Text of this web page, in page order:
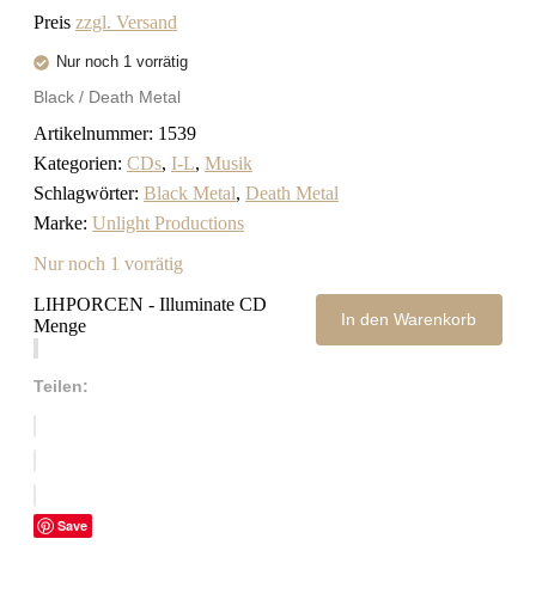
Preis zzgl. Versand
Nur noch 1 vorrätig
Black / Death Metal
Artikelnummer: 1539
Kategorien: CDs, I-L, Musik
Schlagwörter: Black Metal, Death Metal
Marke: Unlight Productions
Nur noch 1 vorrätig
LIHPORCEN - Illuminate CD
Menge
In den Warenkorb
Teilen:
Save